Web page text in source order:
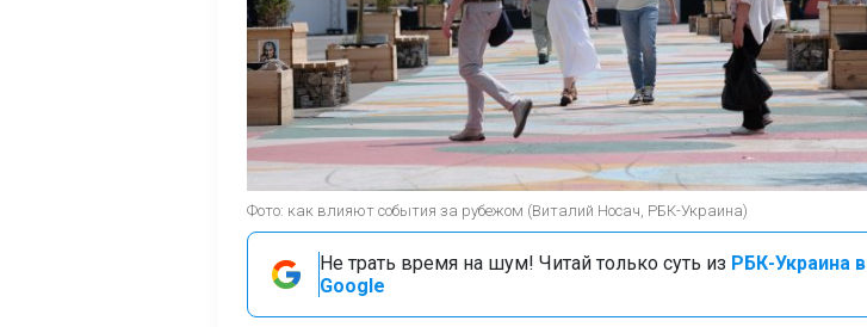
Фото: как влияют события за рубежом (Виталий Носач, РБК-Украина)
Не трать время на шум! Читай только суть из РБК-Украина в
Google